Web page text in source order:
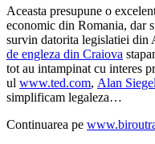
Aceasta presupune o
economic din Romania, dar
survin datorita legislatiei din
de engleza din Craiova
tot au intampinat cu interes
ul www.ted.com, Alan Siegel
simplificam legaleza…
Continuarea pe